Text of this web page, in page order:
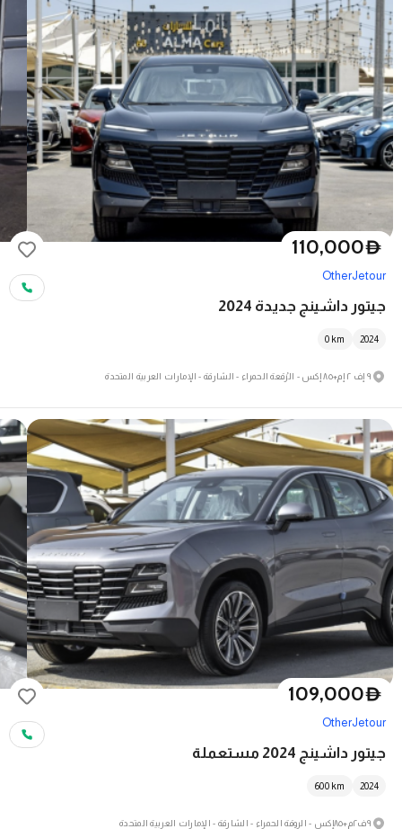
D
110,000
Jetour
Other
جيتور داشينج جديدة 2024
2024
0 km
٩ إف ٢ إم+٨٥ إكس - الرُقعة الحمراء - الشارقة - الإمارات العربية المتحدة
D
109,000
Jetour
Other
جيتور داشينج 2024 مستعملة
2024
600 km
٩ف٢م+٨٥إكس - الروقة الحمراء - الشارقة - الإمارات العربية المتحدة